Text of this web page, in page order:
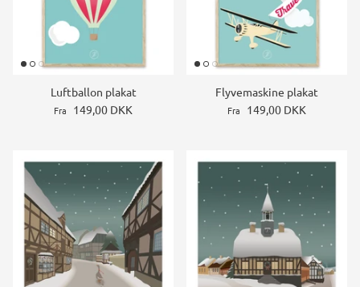
Luftballon plakat
Fra 149,00 DKK
Flyvemaskine plakat
Fra 149,00 DKK